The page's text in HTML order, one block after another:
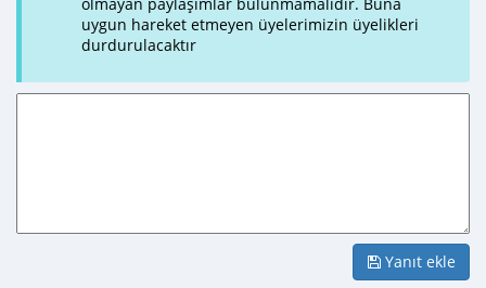
uygun hareket etmeyen üyelerimizin üyelikleri
durdurulacaktır
Yanıt ekle